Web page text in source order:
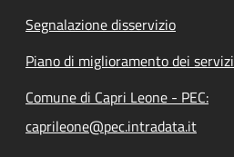
Segnalazione disservizio
Piano di miglioramento dei servizi
Comune di Capri Leone - PEC:
caprileone@pec.intradata.it